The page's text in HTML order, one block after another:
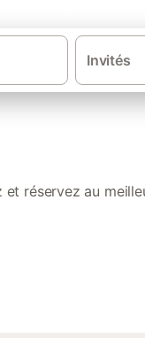
Invités
et réservez au